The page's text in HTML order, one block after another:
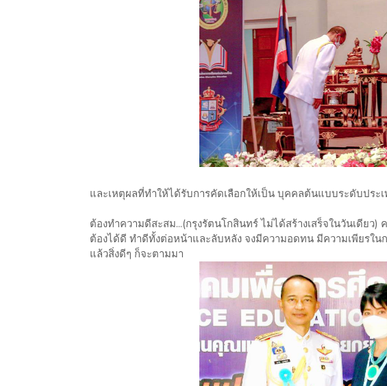
และเหตุผลที่ทำให้ได้รับการคัดเลือกให้เป็น บุคคลต้นแบบระดับประ
ต้องทำความดีสะสม...(กรุงรัตนโกสินทร์ ไม่ได้สร้างเสร็จในวันเดียว
ต้องได้ดี ทำดีทั้งต่อหน้าและลับหลัง จงมีความอดทน มีความเพียรใ
แล้วสิ่งดีๆ ก็จะตามมา